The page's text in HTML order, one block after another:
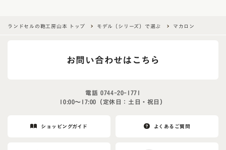
ランドセルの鞄工房山本 トップ モデル（シリーズ）で選ぶ マカロン
お問い合わせはこちら
電話0744-20-1771
10:00〜17:00（定休日：土日・祝日）
ショッピングガイド よくあるご質問